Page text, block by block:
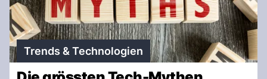
Trends & Technologien